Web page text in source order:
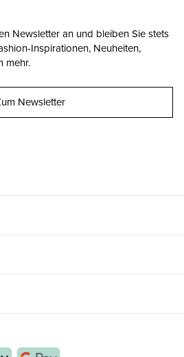
Newsletter an und bleiben Sie stets
Inspirationen, Neuheiten,
mehr.
Newsletter